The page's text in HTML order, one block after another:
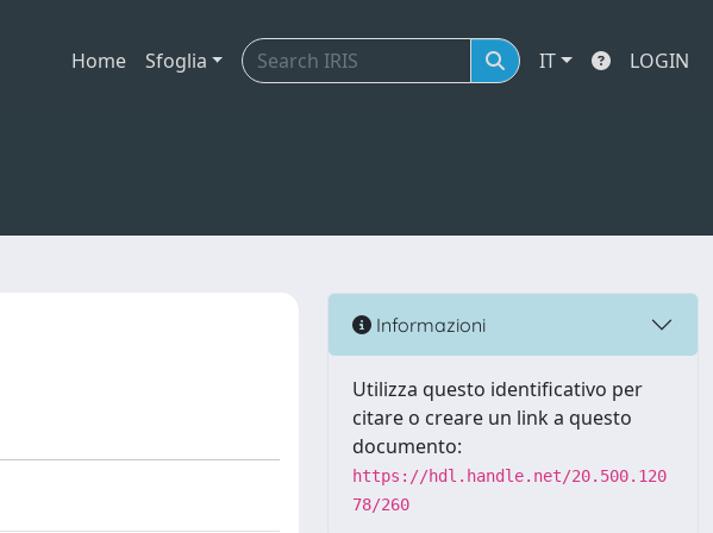
Home Sfoglia IT LOGIN
Informazioni
Utilizza questo identificativo per
citare o creare un link a questo
documento:
https://hdl.handle.net/20.500.120
78/260